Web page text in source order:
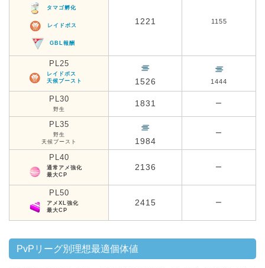
タマゴ孵化
レイドボス
GBL報酬
1221 1155
PL25
レイドボス
天候ブースト
1526 1444
PL30
野生
1831 ー
PL35
野生
天候ブースト
1984
ー
PL40
通常アメ強化
最大CP
2136 ー
PL50
アメXL強化
最大CP
2415 ー
PvPリーグ別理想最適個体値